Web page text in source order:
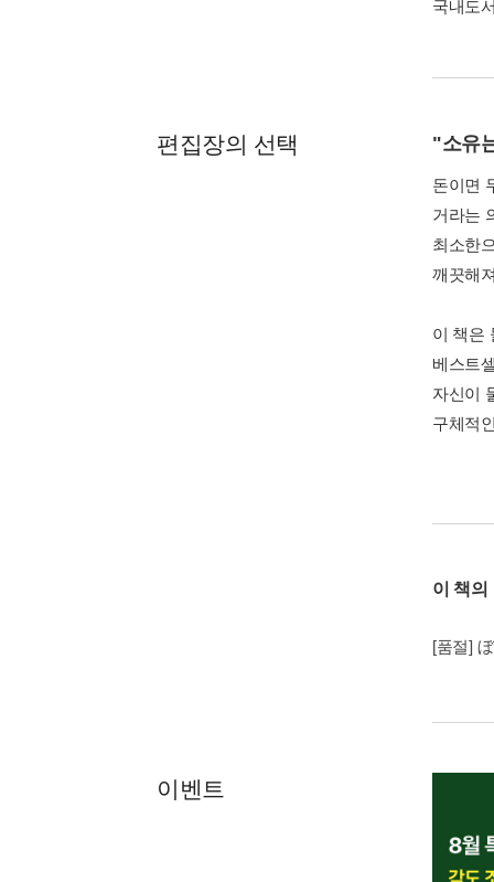
국내도
편집장의 선택 "소유
돈이면
거라는
최소한
깨끗해
이 책은
베스트
자신이
구체적
이 책의
[품절]
이벤트